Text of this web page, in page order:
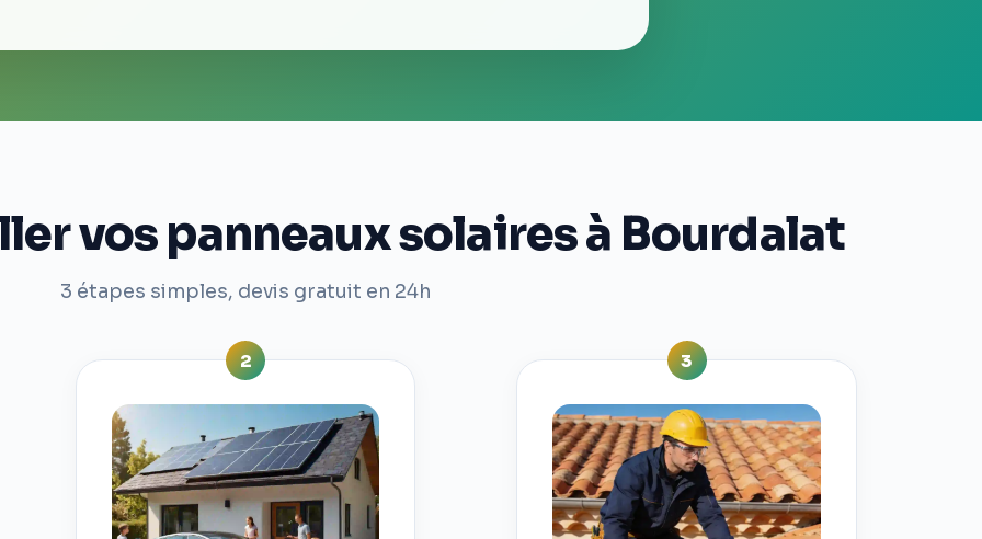
vos panneaux solaires à Bourdalat
3 étapes simples, devis gratuit en 24h
2 3